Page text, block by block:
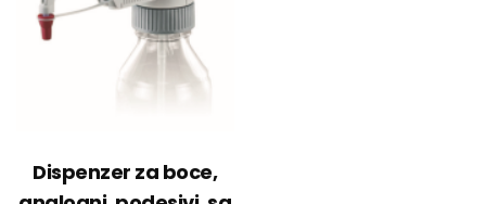
Dispenzer za boce,